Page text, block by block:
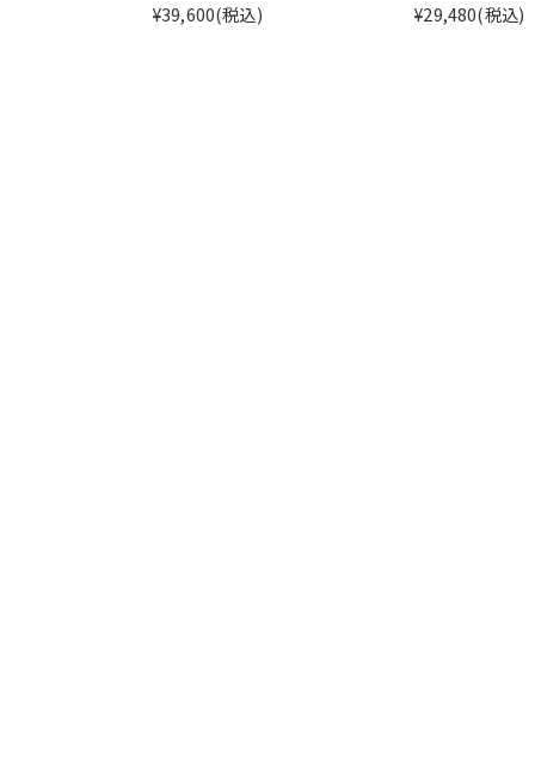
¥39,600(税込)
¥29,480(税込)